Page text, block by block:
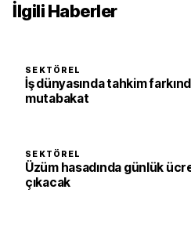
İlgili Haberler
SEKTÖREL
İş dünyasında tahkim
mutabakat
SEKTÖREL
Üzüm hasadında günlük
çıkacak